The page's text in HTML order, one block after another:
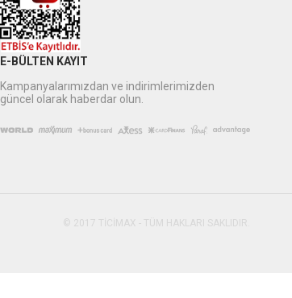
E-BÜLTEN KAYIT
Kampanyalarımızdan ve indirimlerimizden
güncel olarak haberdar olun.
© 2017 TİCİMAX - TÜM HAKLARI SAKLIDIR.